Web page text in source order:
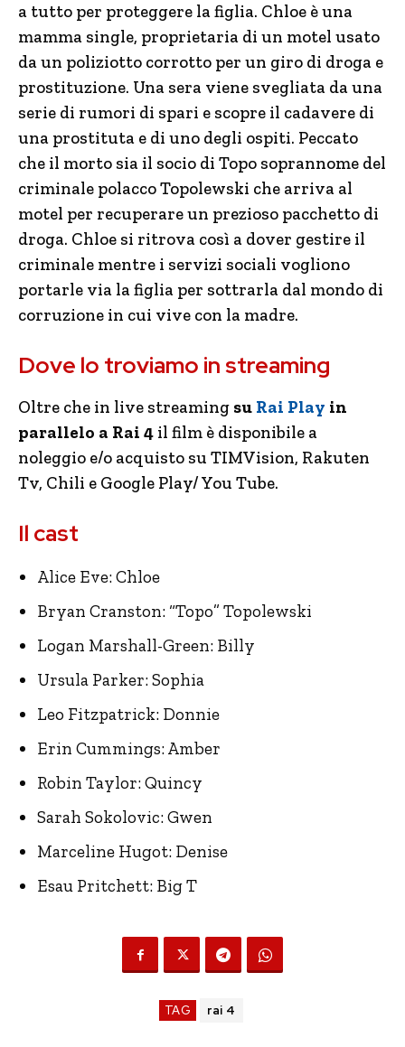
a tutto per proteggere la figlia. Chloe è una
mamma single, proprietaria di un motel usato
da un poliziotto corrotto per un giro di droga e
prostituzione. Una sera viene svegliata da una
serie di rumori di spari e scopre il cadavere di
una prostituta e di uno degli ospiti. Peccato
che il morto sia il socio di Topo soprannome del
criminale polacco Topolewski che arriva al
motel per recuperare un prezioso pacchetto di
droga. Chloe si ritrova così a dover gestire il
criminale mentre i servizi sociali vogliono
portarle via la figlia per sottrarla dal mondo di
corruzione in cui vive con la madre.
Dove lo troviamo in streaming
Oltre che in live streaming su Rai Play in
parallelo a Rai 4 il film è disponibile a
noleggio e/o acquisto su TIMVision, Rakuten
Tv, Chili e Google Play/ You Tube.
Il cast
Alice Eve: Chloe
Bryan Cranston: “Topo” Topolewski
Logan Marshall-Green: Billy
Ursula Parker: Sophia
Leo Fitzpatrick: Donnie
Erin Cummings: Amber
Robin Taylor: Quincy
Sarah Sokolovic: Gwen
Marceline Hugot: Denise
Esau Pritchett: Big T
TAG rai 4